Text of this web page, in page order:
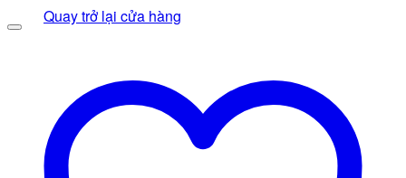
Quay trở lại cửa hàng
430.000 ₫.
gốc
là:
hiện
tại